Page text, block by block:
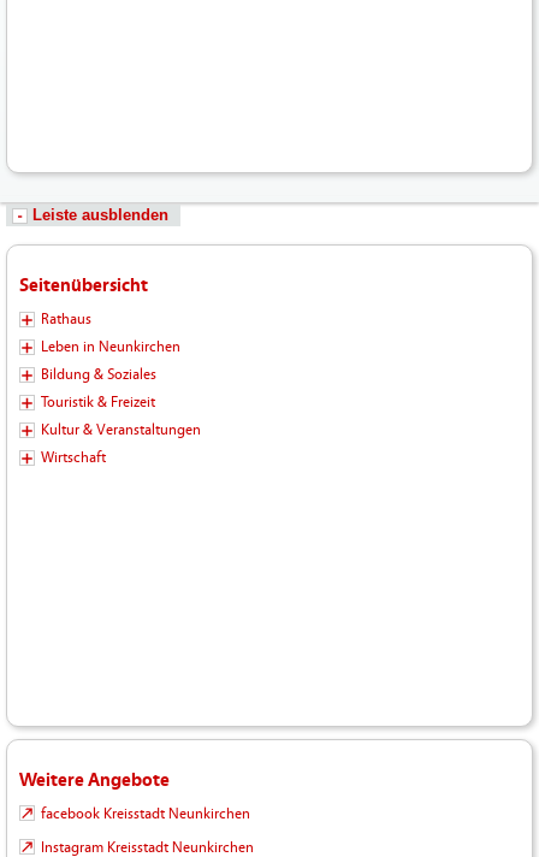
Leiste ausblenden
Seitenübersicht
Rathaus
Leben in Neunkirchen
Bildung & Soziales
Touristik & Freizeit
Kultur & Veranstaltungen
Wirtschaft
Weitere Angebote
facebook Kreisstadt Neunkirchen
Instagram Kreisstadt Neunkirchen